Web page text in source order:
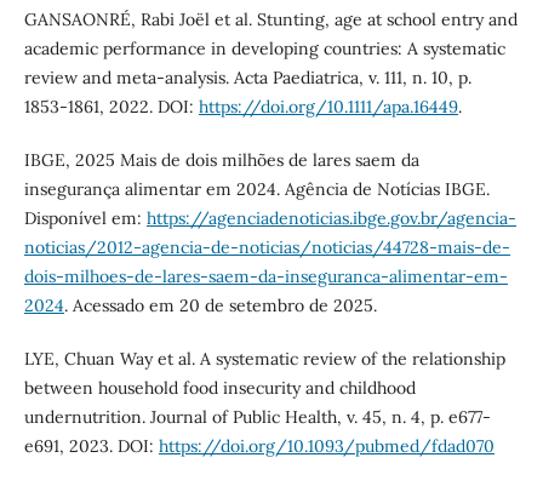
GANSAONRÉ, Rabi Joël et al. Stunting, age at school entry and
academic performance in developing countries: A systematic
review and meta‐analysis. Acta Paediatrica, v. 111, n. 10, p.
1853-1861, 2022. DOI: https://doi.org/10.1111/apa.16449.
IBGE, 2025 Mais de dois milhões de lares saem da
insegurança alimentar em 2024. Agência de Notícias IBGE.
Disponível em: https://agenciadenoticias.ibge.gov.br/agencia-
noticias/2012-agencia-de-noticias/noticias/44728-mais-de-
dois-milhoes-de-lares-saem-da-inseguranca-alimentar-em-
2024. Acessado em 20 de setembro de 2025.
LYE, Chuan Way et al. A systematic review of the relationship
between household food insecurity and childhood
undernutrition. Journal of Public Health, v. 45, n. 4, p. e677-
e691, 2023. DOI: https://doi.org/10.1093/pubmed/fdad070